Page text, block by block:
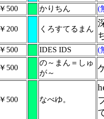
￥500 かりちん (
￥200 くろすてるまん
￥500 IDES IDS (
￥500
の～まん＝しゅ
が～
￥500 なべゆ。